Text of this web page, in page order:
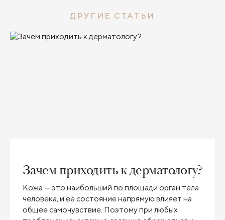
ДРУГИЕ СТАТЬИ
Зачем приходить к дерматологу?
Кожа — это наибольший по площади орган тела
человека, и ее состояние напрямую влияет на
общее самочувствие. Поэтому при любых